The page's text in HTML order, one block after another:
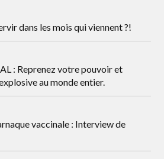
dans les mois qui viennent ?!
: Reprenez votre pouvoir et
au monde entier.
vaccinale : Interview de